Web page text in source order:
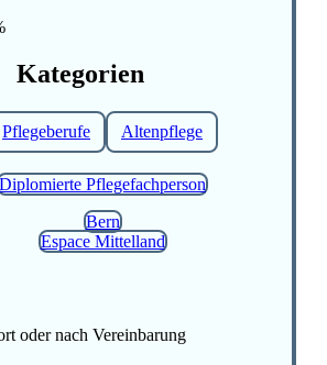
Kategorien
Pflegeberufe Altenpflege
Diplomierte Pflegefachperson
Bern
Espace Mittelland
oder nach Vereinbarung